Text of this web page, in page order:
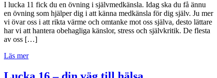
I lucka 11 fick du en övning i självmedkänsla. Idag ska du få ännu
en övning som hjälper dig i att känna medkänsla för dig själv. Ju mer
vi övar oss i att rikta värme och omtanke mot oss själva, desto lättare
har vi att hantera obehagliga känslor, stress och självkritik. De flesta
av oss […]
Läs mer